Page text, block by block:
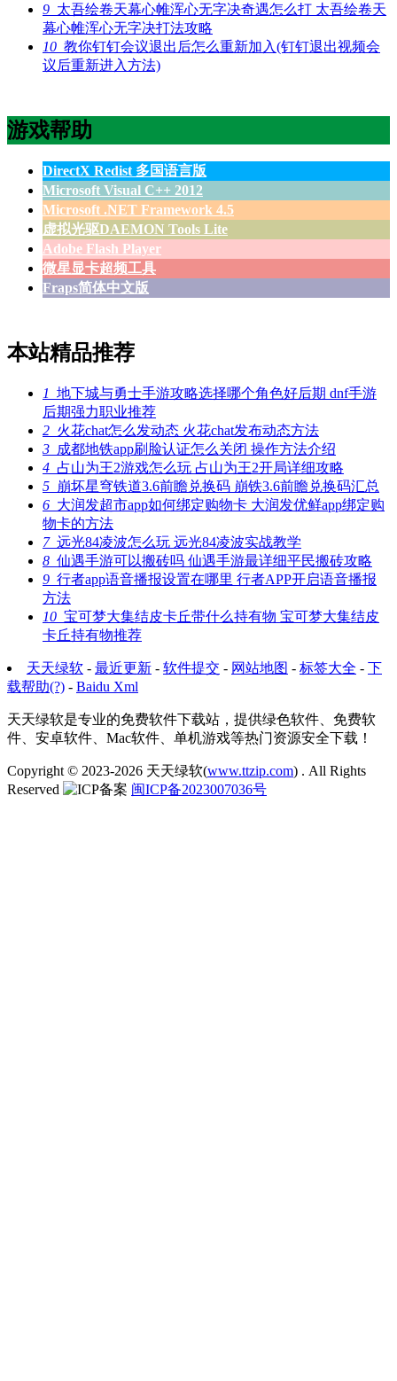
9 太吾绘卷天幕心帷浑心无字决奇遇怎么打 太吾绘卷天
幕心帷浑心无字决打法攻略
10 教你钉钉会议退出后怎么重新加入(钉钉退出视频会
议后重新进入方法)
游戏帮助
DirectX Redist 多国语言版
Microsoft Visual C++ 2012
Microsoft .NET Framework 4.5
虚拟光驱DAEMON Tools Lite
Adobe Flash Player
微星显卡超频工具
Fraps简体中文版
本站精品推荐
1 地下城与勇士手游攻略选择哪个角色好后期 dnf手游
后期强力职业推荐
2 火花chat怎么发动态 火花chat发布动态方法
3 成都地铁app刷脸认证怎么关闭 操作方法介绍
4 占山为王2游戏怎么玩 占山为王2开局详细攻略
5 崩坏星穹铁道3.6前瞻兑换码 崩铁3.6前瞻兑换码汇总
6 大润发超市app如何绑定购物卡 大润发优鲜app绑定购
物卡的方法
7远光84凌波怎么玩 远光84凌波实战教学
8 仙遇手游可以搬砖吗 仙遇手游最详细平民搬砖攻略
9 行者app语音播报设置在哪里 行者APP开启语音播报
方法
10 宝可梦大集结皮卡丘带什么持有物 宝可梦大集结皮
卡丘持有物推荐
天天绿软 - 最近更新 - 软件提交 - 网站地图 - 标签大全 - 下
载帮助(?) - Baidu Xml
天天绿软是专业的免费软件下载站，提供绿色软件、免费软
件、安卓软件、Mac软件、单机游戏等热门资源安全下载！
Copyright © 2023-2026 天天绿软(www.ttzip.com) . All Rights
Reserved
闽ICP备2023007036号